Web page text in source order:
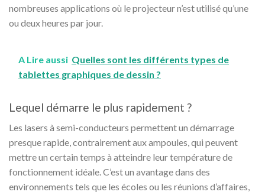
nombreuses applications où le projecteur n’est utilisé qu’une
ou deux heures par jour.
A Lire aussi Quelles sont les différents types de
tablettes graphiques de dessin ?
Lequel démarre le plus rapidement ?
Les lasers à semi-conducteurs permettent un démarrage
presque rapide, contrairement aux ampoules, qui peuvent
mettre un certain temps à atteindre leur température de
fonctionnement idéale. C’est un avantage dans des
environnements tels que les écoles ou les réunions d’affaires,